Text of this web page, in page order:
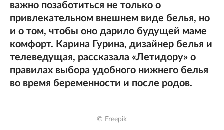
важно позаботиться не только о
привлекательном внешнем виде белья, но
и о том, чтобы оно дарило будущей маме
комфорт. Карина Гурина, дизайнер белья и
телеведущая, рассказала «Летидору» о
правилах выбора удобного нижнего белья
во время беременности и после родов.
© Freepik